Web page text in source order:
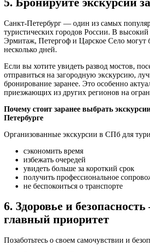
Санкт-Петербург — один из самых
туристических городов России. В высокий
Эрмитаж, Петергоф и Царское Село могут
несколько дней.
Если вы хотите увидеть развод мостов,
отправиться на загородную экскурсию,
бронирование заранее. Это особенно
приезжающих из других регионов на
Почему стоит заранее выбрать
Петербурге
Организованные экскурсии в СПб для
сэкономить время
избежать очередей
увидеть больше за короткий срок
получить профессиональное
не беспокоиться о транспорте
6. Здоровье и
главный приоритет
Позаботьтесь о своем самочувствии и